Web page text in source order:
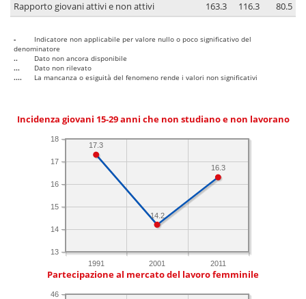
Rapporto giovani attivi e non attivi 163.3 116.3 80.5
-
Indicatore non applicabile per valore nullo o poco significativo del
denominatore
..
Dato non ancora disponibile
...
Dato non rilevato
....
La mancanza o esiguità del fenomeno rende i valori non significativi
Incidenza giovani 15-29 anni che non studiano e non lavorano
1991 2001 2011
13
14
15
16
17
18
16.3
14.2
17.3
Partecipazione al mercato del lavoro femminile
46